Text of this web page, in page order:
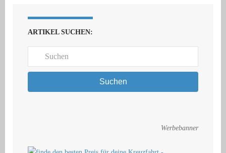
ARTIKEL SUCHEN:
Suchen
Werbebanner